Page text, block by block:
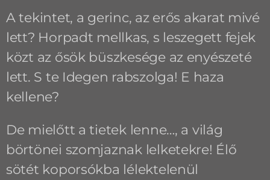
A tekintet, a gerinc, az erős akarat mivé
lett? Horpadt mellkas, s leszegett fejek
közt az ősök büszkesége az enyészeté
lett. S te Idegen rabszolga! E haza
kellene?
De mielőtt a tietek lenne…, a világ
börtönei szomjaznak lelketekre! Élő
sötét koporsókba lélektelenül